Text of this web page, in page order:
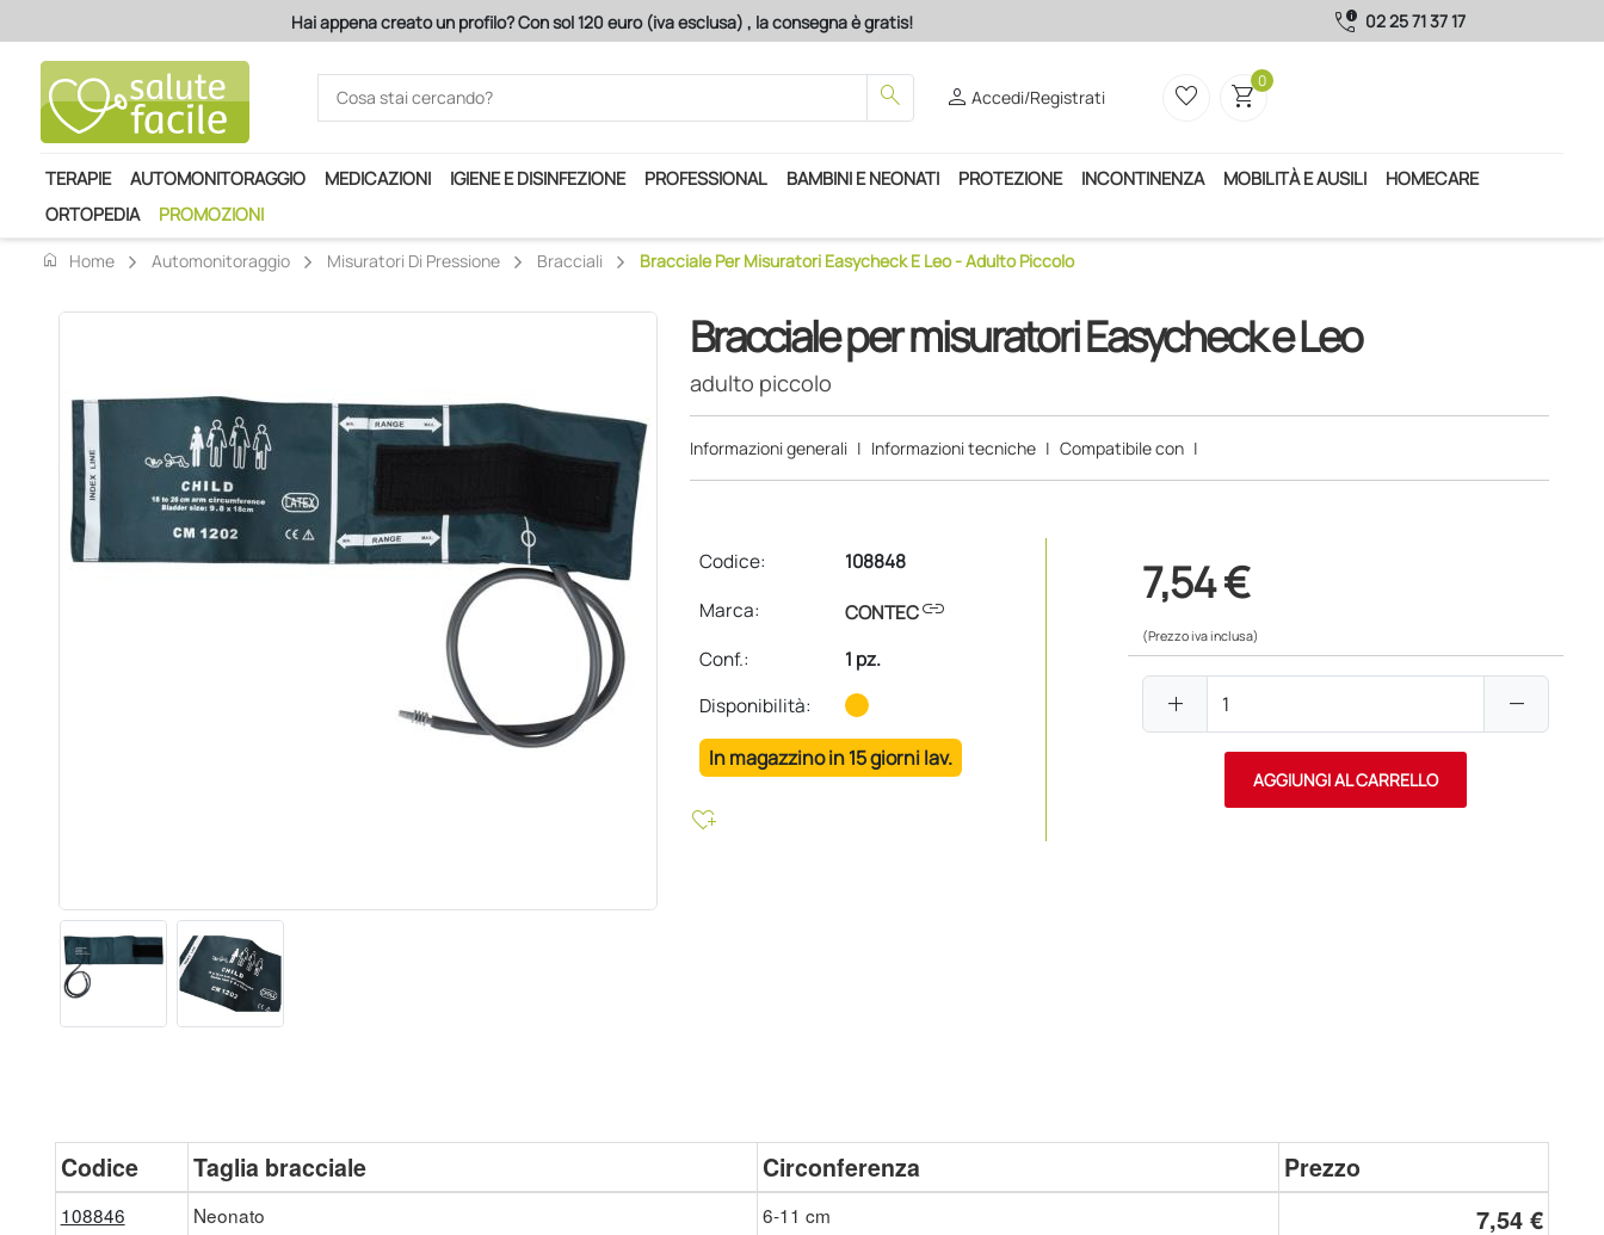
Hai appena creato un profilo? Con sol 120 euro (iva esclusa) , la consegna è gratis! call_quality 02 25 71 37 17
search personAccedi/Registrati favorite_border shopping_cart0
TERAPIE AUTOMONITORAGGIO MEDICAZIONI IGIENE E DISINFEZIONE PROFESSIONAL BAMBINI E NEONATI PROTEZIONE INCONTINENZA MOBILITÀ E AUSILI
HOMECARE
ORTOPEDIA
PROMOZIONI
home
Home Automonitoraggio Misuratori Di Pressione Bracciali Bracciale Per Misuratori Easycheck E Leo - Adulto Piccolo
Bracciale per misuratori Easycheck e Leo
adulto piccolo
Informazioni generali | Informazioni tecniche | Compatibile con |
Codice:
108848
Marca:
CONTEClink
Conf.:
1 pz.
Disponibilità:
In magazzino in 15 giorni lav.
heart_plus
7,54 €
(Prezzo iva inclusa)
add remove
AGGIUNGI AL CARRELLO
Codice Taglia bracciale Circonferenza Prezzo
108846 Neonato 6-11 cm 7,54 €